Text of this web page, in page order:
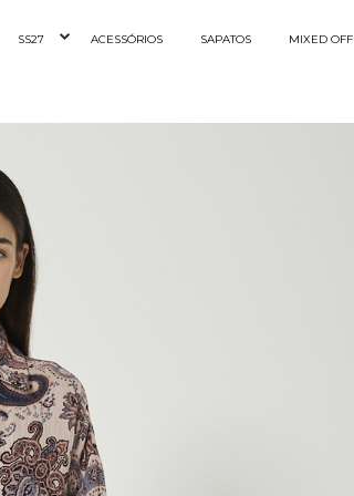
SS27 ACESSÓRIOS SAPATOS MIXED OFF